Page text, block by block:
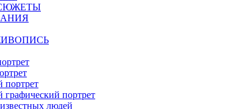
портрет
людей